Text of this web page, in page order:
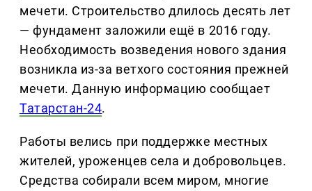
мечети. Строительство длилось десять лет
— фундамент заложили ещё в 2016 году.
Необходимость возведения нового здания
возникла из-за ветхого состояния прежней
мечети. Данную информацию сообщает
Татарстан-24.
Работы велись при поддержке местных
жителей, уроженцев села и добровольцев.
Средства собирали всем миром, многие